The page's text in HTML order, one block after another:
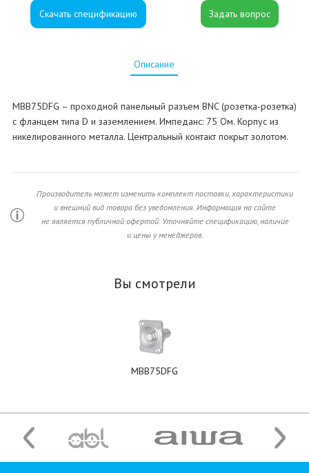
Скачать спецификацию
Описание
MBB75DFG – проходной панельный разъем BNC (розетка-розетка)
с фланцем типа D и заземлением. Импеданс: 75 Ом. Корпус из
никелированного металла. Центральный контакт покрыт золотом.
Производитель может изменить комплект поставки, характеристики
и внешний вид товара без уведомления. Информация на сайте
не является публичной офертой. Уточняйте спецификацию, наличие
и цены у менеджеров.
Вы смотрели
MBB75DFG